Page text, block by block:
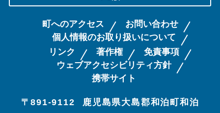
町へのアクセス
お問い合わせ
個人情報のお取り扱いについて
リンク
著作権
免責事項
ウェブアクセシビリティ方針
携帯サイト
〒891-9112
鹿児島県大島郡和泊町和泊